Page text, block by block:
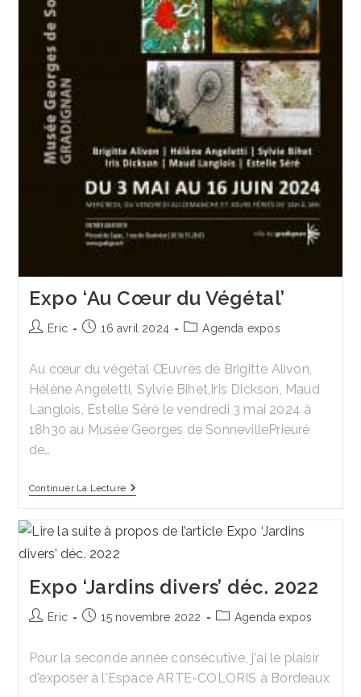
Expo ‘Au Cœur du Végétal’
Auteur/autrice
publication :
Eric
Publication
16 avril 2024
PostAgenda expos
Au cœur du végétal Œuvres de Brigitte Alivon,
Hélène Angeletti, Sylvie Bihet,Iris Dickson, Maud
Langlois, Estelle Séré le vendredi 3 mai 2024 à
18h30 au Musée Georges de SonnevillePrieuré
de…
Continuer La LectureExpo
Du
Végétal’
Expo ‘Jardins divers’ déc. 2022
Auteur/autrice
publication :
Eric
Publication
15 novembre 2022
PostAgenda expos
Pour la seconde année consécutive, j'ai le plaisir
d'exposer à l'Espace ARTE-COLORIS à Bordeaux